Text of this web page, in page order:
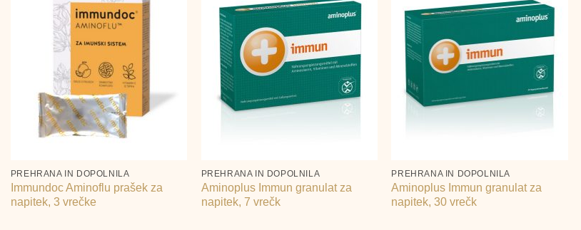
PREHRANA IN DOPOLNILA
Immundoc Aminoflu prašek za
napitek, 3 vrečke
PREHRANA IN DOPOLNILA
Aminoplus Immun granulat za
napitek, 7 vrečk
PREHRANA IN DOPOLNILA
Aminoplus Immun granulat za
napitek, 30 vrečk